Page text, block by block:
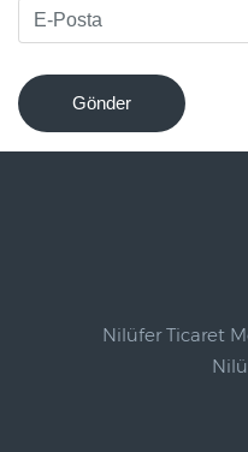
Gönder
Nilüfer Ticaret